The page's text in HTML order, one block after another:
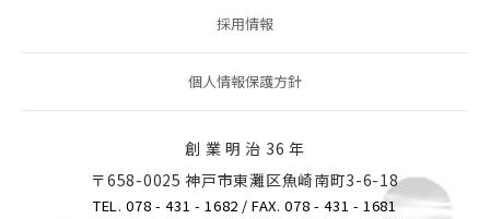
採用情報
個人情報保護方針
創 業 明 治 36 年
〒658-0025 神戸市東灘区魚崎南町3-6-18
TEL. 078 - 431 - 1682 / FAX. 078 - 431 - 1681